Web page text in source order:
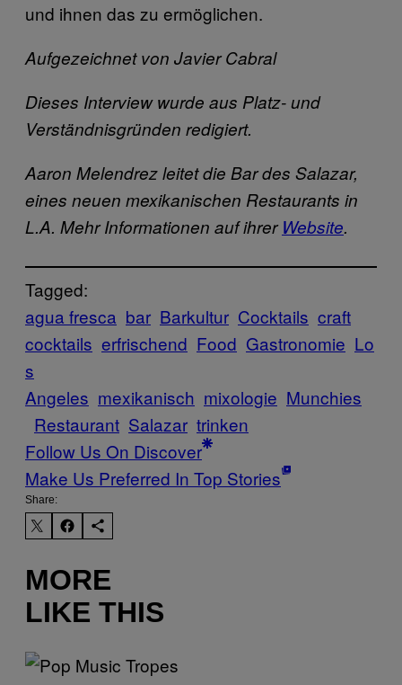
und ihnen das zu ermöglichen.
Aufgezeichnet von Javier Cabral
Dieses Interview wurde aus Platz- und
Verständnisgründen redigiert.
Aaron Melendrezleitet die Bar des Salazar,
eines neuen mexikanischen Restaurants in
L.A. Mehr Informationen auf ihrerWebsite.
Tagged:
agua fresca bar Barkultur Cocktails craft
cocktails erfrischend Food Gastronomie Lo
s
Angeles mexikanisch mixologie Munchies
Restaurant Salazar trinken
Follow Us On Discover
Make Us Preferred In Top Stories
Share:
MORE
LIKE THIS